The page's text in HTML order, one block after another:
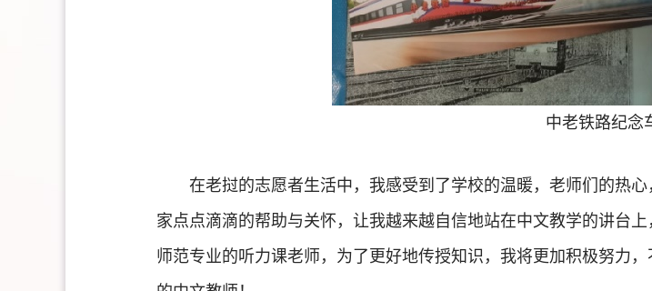
中老铁路纪念
在老挝的志愿者生活中，我感受到了学校的温暖，老师们的热
家点点滴滴的帮助与关怀，让我越来越自信地站在中文教学的讲台
师范专业的听力课老师，为了更好地传授知识，我将更加积极努力